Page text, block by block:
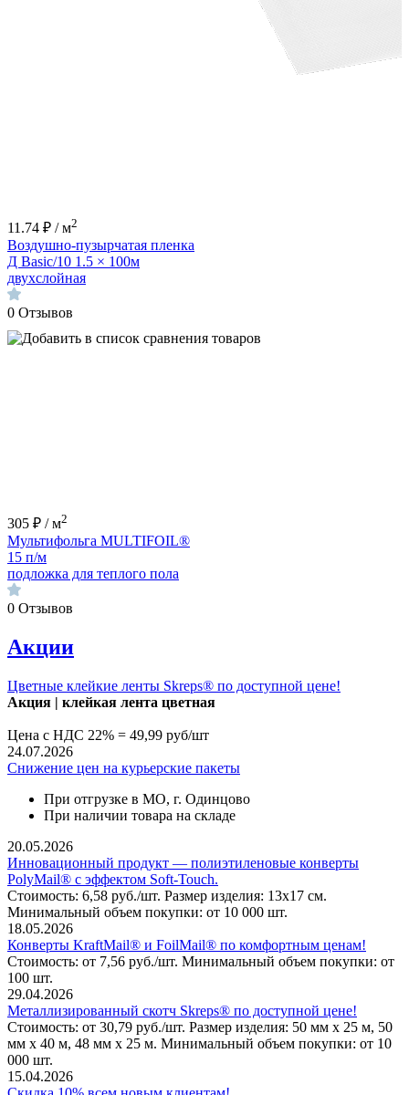
11.74 ₽ / м2
Воздушно-пузырчатая пленка
Д Basic/10 1.5 × 100м
двухслойная
0 Отзывов
305 ₽ / м2
Мультифольга MULTIFOIL®
15 п/м
подложка для теплого пола
0 Отзывов
Акции
Цветные клейкие ленты Skreps® по доступной цене!
Акция | клейкая лента цветная
Цена с НДС 22% = 49,99 руб/шт
24.07.2026
Снижение цен на курьерские пакеты
При отгрузке в МО, г. Одинцово
При наличии товара на складе
20.05.2026
Инновационный продукт — полиэтиленовые конверты
PolyMail® с эффектом Soft-Touch.
Стоимость: 6,58 руб./шт. Размер изделия: 13х17 см.
Минимальный объем покупки: от 10 000 шт.
18.05.2026
Конверты KraftMail® и FoilMail® по комфортным ценам!
Стоимость: от 7,56 руб./шт. Минимальный объем покупки: от
100 шт.
29.04.2026
Металлизированный скотч Skreps® по доступной цене!
Стоимость: от 30,79 руб./шт. Размер изделия: 50 мм х 25 м, 50
мм х 40 м, 48 мм х 25 м. Минимальный объем покупки: от 10
000 шт.
15.04.2026